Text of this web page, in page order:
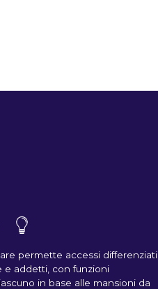
permette accessi differenziati
e addetti, con funzioni
in base alle mansioni da